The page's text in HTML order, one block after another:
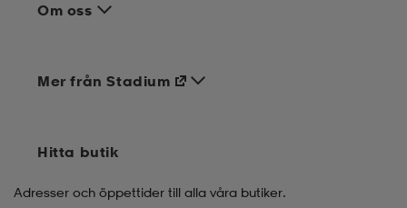
Om oss
Mer från Stadium
Hitta butik
Adresser och öppettider till alla våra butiker.